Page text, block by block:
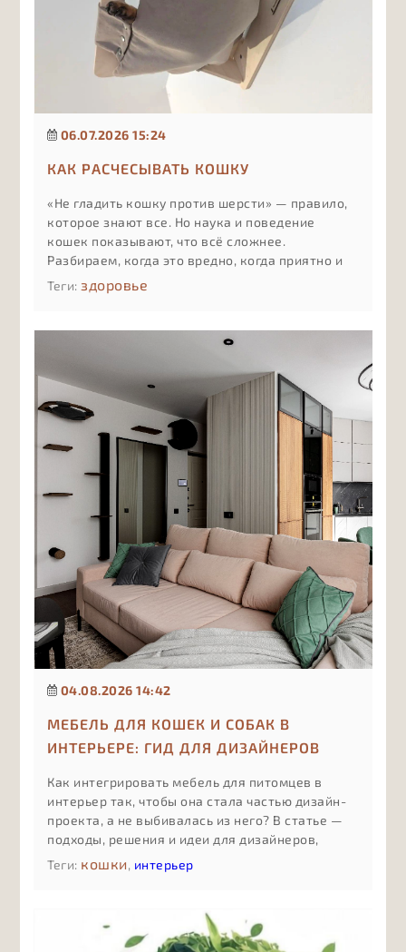
06.07.2026 15:24
КАК РАСЧЕСЫВАТЬ КОШКУ
«Не гладить кошку против шерсти» — правило,
которое знают все. Но наука и поведение
кошек показывают, что всё сложнее.
Разбираем, когда это вредно, когда приятно и
как понять реакцию именно вашей кошки
Теги: здоровье
04.08.2026 14:42
МЕБЕЛЬ ДЛЯ КОШЕК И СОБАК В
ИНТЕРЬЕРЕ: ГИД ДЛЯ ДИЗАЙНЕРОВ
Как интегрировать мебель для питомцев в
интерьер так, чтобы она стала частью дизайн-
проекта, а не выбивалась из него? В статье —
подходы, решения и идеи для дизайнеров,
которые работают с pet friendly-
Теги: кошки, интерьер